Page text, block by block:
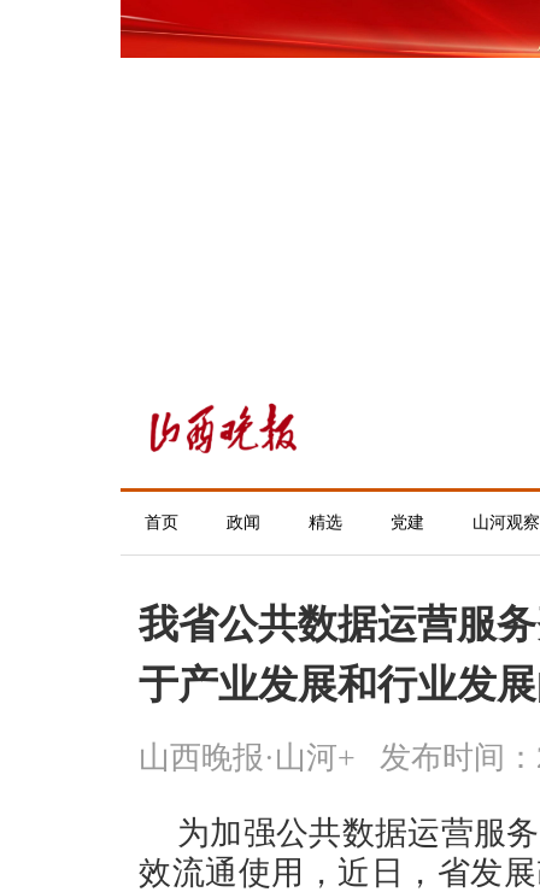
首页 政闻 精选 党建 山河观察
我省公共数据运营服
于产业发展和行业发
山西晚报·山河+ 发布时间：
为加强公共数据运营服
效流通使用，近日，省发